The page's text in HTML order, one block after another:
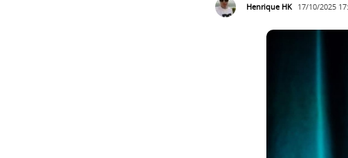
Henrique HK 17/10/2025